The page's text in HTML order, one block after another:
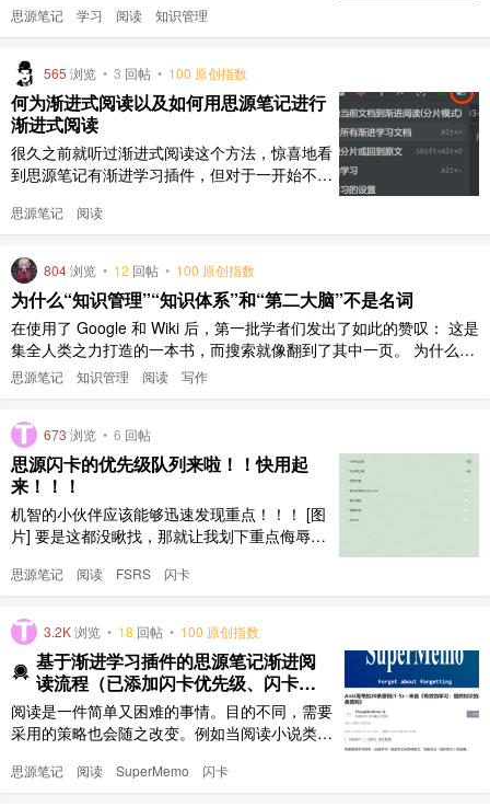
容易有流量，所以选了绝对性较强的用词“唯
学习领域好多年了，用过 anki，用过 superme
mo，用过 obsidian，除此之 ..
思源笔记 学习 阅读 知识管理
565 浏览 • 3 回帖 • 100 原创指数
何为渐进式阅读以及如何用思源笔记进行
渐进式阅读
很久之前就听过渐进式阅读这个方法，惊喜地看
到思源笔记有渐进学习插件，但对于一开始不了
读了些文章，写下这篇文章希望能够让更多朋友
为什么你需要渐进式阅读 在这个信息爆炸的时
代，高质量信息是唾手可得的，然而我们对于信
息的吸收程度却远低于那个 ..
思源笔记 阅读
804浏览 • 12 回帖 • 100 原创指数
为什么“知识管理”“知识体系”和“第二大脑”不是名词
在使用了 Google 和 Wiki 后，第一批学者们发出了如此的赞叹： 这是
集全人类之力打造的一本书，而搜索就像翻到了其中一页。 为什么你
管理不了知识？ 知识就像时间一样，你管理不了时间，时间不接受任
思源笔记 知识管理 阅读 写作
673 浏览 • 6 回帖
思源闪卡的优先级队列来啦！！快用起
来！！！
机智的小伙伴应该能够迅速发现重点！！！ [图
片] 要是这都没瞅找，那就让我划下重点侮辱下
以点击以下链接了解（不是不想转述，原作者谢
的三大问题！ - 哔哩哔哩 (bilibili.com) 目前对于
supermemo 的三大 ..
思源笔记 阅读 FSRS 闪卡
3.2K浏览 • 18 回帖 • 100 原创指数
基于渐进学习插件的思源笔记渐进阅
读流程（已添加闪卡优先级、闪卡暂
停）
阅读是一件简单又困难的事情。目的不同，需要
采用的策略也会随之改变。例如当阅读小说类的
要求只在于掌握大致的故事情节，对于其细则无
思源笔记 阅读 SuperMemo 闪卡